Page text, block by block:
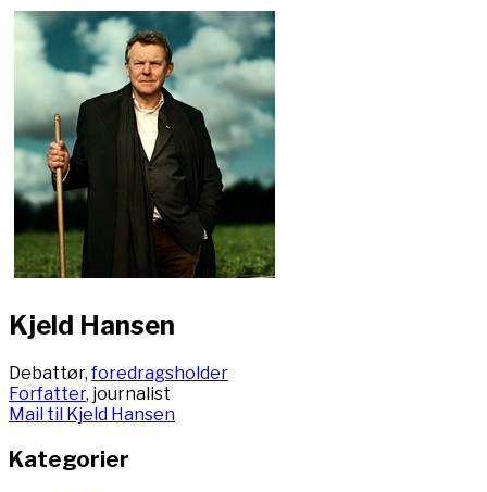
Kjeld Hansen
Debattør,foredragsholder
Forfatter, journalist
Mail til Kjeld Hansen
Kategorier